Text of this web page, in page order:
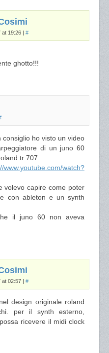
at 19:26 | #
ghotto!!!
ho visto un video
di un juno 60
tr 707
www.youtube.com/watch?
volevo capire come poter
con ableton e un synth
il juno 60 non aveva
at 02:57 | #
design originale roland
per il synth esterno,
ricevere il midi clock